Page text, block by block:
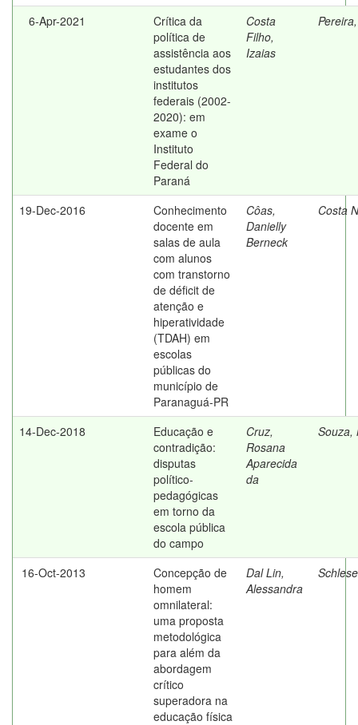
6-Apr-2021
Crítica da
política de
assistência aos
estudantes dos
institutos
federais (2002-
2020): em
exame o
Instituto
Federal do
Paraná
Costa
Filho,
Izaias
19-Dec-2016
Conhecimento
docente em
salas de aula
com alunos
com transtorno
de déficit de
atenção e
hiperatividade
(TDAH) em
escolas
públicas do
município de
Paranaguá-PR
Côas,
Danielly
Berneck
Costa
14-Dec-2018
Educação e
contradição:
disputas
político-
pedagógicas
em torno da
escola pública
do campo
Cruz,
Rosana
Aparecida
da
Souza,
16-Oct-2013
Concepção de
homem
omnilateral:
uma proposta
metodológica
para além da
abordagem
crítico
superadora na
educação física
Dal Lin,
Alessandra